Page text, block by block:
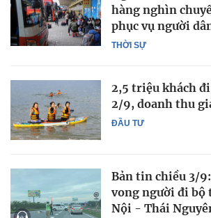
THỜI SỰ
hàng nghìn
phục vụ người
ĐẦU TƯ
2,5 triệu khách
2/9, doanh thu
Bản tin chiều 3/
vong người đi bộ
Nội - Thái